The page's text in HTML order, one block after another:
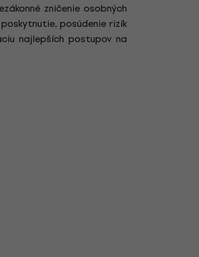
zničenie osobných
posúdenie rizík
najlepších postupov na